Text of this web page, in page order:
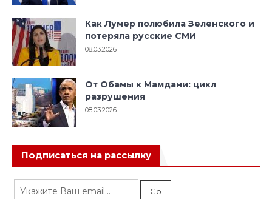
Как Лумер полюбила Зеленского и
потеряла русские СМИ
08.03.2026
От Обамы к Мамдани: цикл
разрушения
08.03.2026
Подписаться на рассылку